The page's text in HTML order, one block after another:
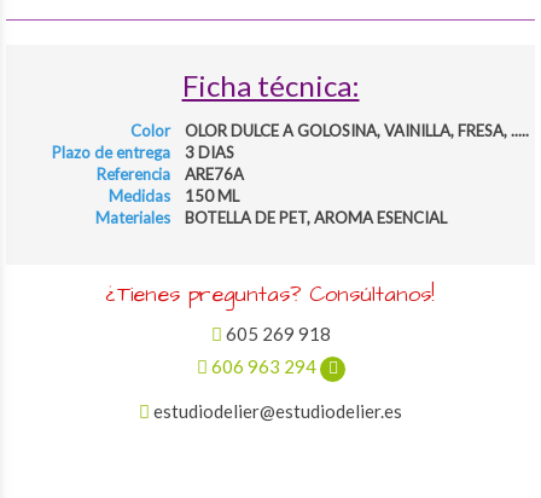
Ficha técnica:
Color
OLOR DULCE A GOLOSINA, VAINILLA, FRESA, .....
Plazo de entrega
3 DIAS
Referencia
ARE76A
Medidas
150 ML
Materiales
BOTELLA DE PET, AROMA ESENCIAL
¿Tienes preguntas? Consúltanos!
605 269 918
606 963 294
estudiodelier@estudiodelier.es